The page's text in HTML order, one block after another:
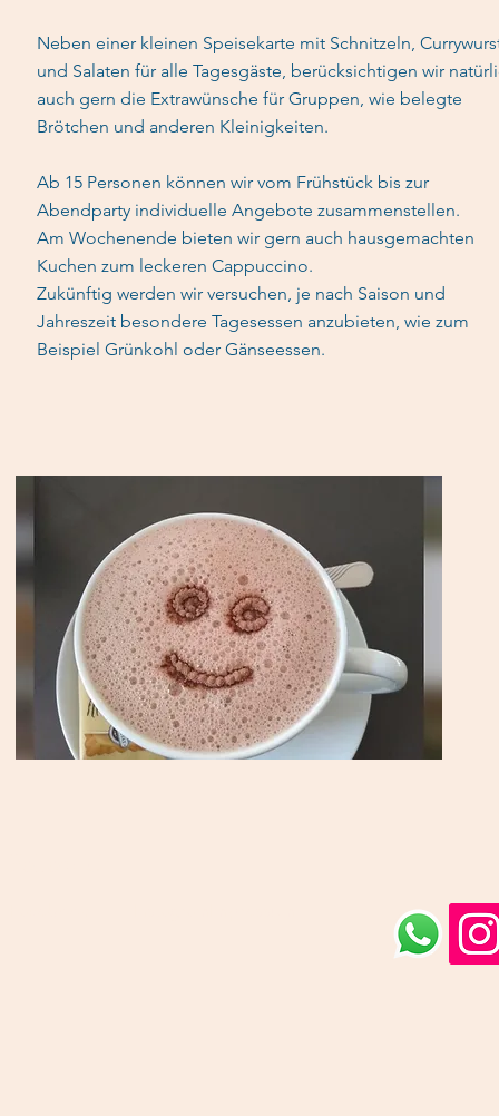
Neben einer kleinen Speisekarte mit Schnitzeln,
und Salaten für alle Tagesgäste, berücksichtigen wir
auch gern die Extrawünsche für Gruppen, wie belegte
Brötchen und anderen Kleinigkeiten.
Ab 15 Personen können wir vom Frühstück bis zur
Abendparty individuelle Angebote zusammenstellen.
Am Wochenende bieten wir gern auch hausgemachten
Kuchen zum leckeren Cappuccino.
Zukünftig werden wir versuchen, je nach Saison und
Jahreszeit besondere Tagesessen anzubieten, wie zum
Beispiel Grünkohl oder Gänseessen.